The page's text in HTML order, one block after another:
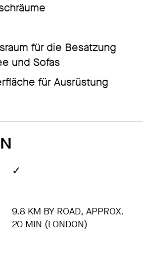
für die Besatzung
und Sofas
für Ausrüstung
✓
9.8 KM BY ROAD, APPROX.
20 MIN (LONDON)